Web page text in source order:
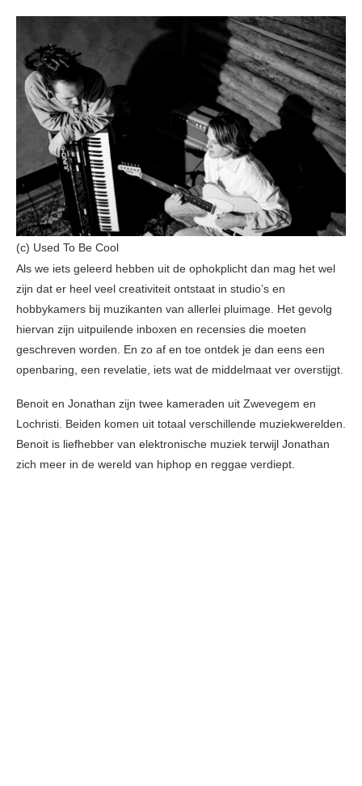
(c) Used To Be Cool
Als we iets geleerd hebben uit de ophokplicht dan mag het wel
zijn dat er heel veel creativiteit ontstaat in studio’s en
hobbykamers bij muzikanten van allerlei pluimage. Het gevolg
hiervan zijn uitpuilende inboxen en recensies die moeten
geschreven worden. En zo af en toe ontdek je dan eens een
openbaring, een revelatie, iets wat de middelmaat ver overstijgt.
Benoit en Jonathan zijn twee kameraden uit Zwevegem en
Lochristi. Beiden komen uit totaal verschillende muziekwerelden.
Benoit is liefhebber van elektronische muziek terwijl Jonathan
zich meer in de wereld van hiphop en reggae verdiept.